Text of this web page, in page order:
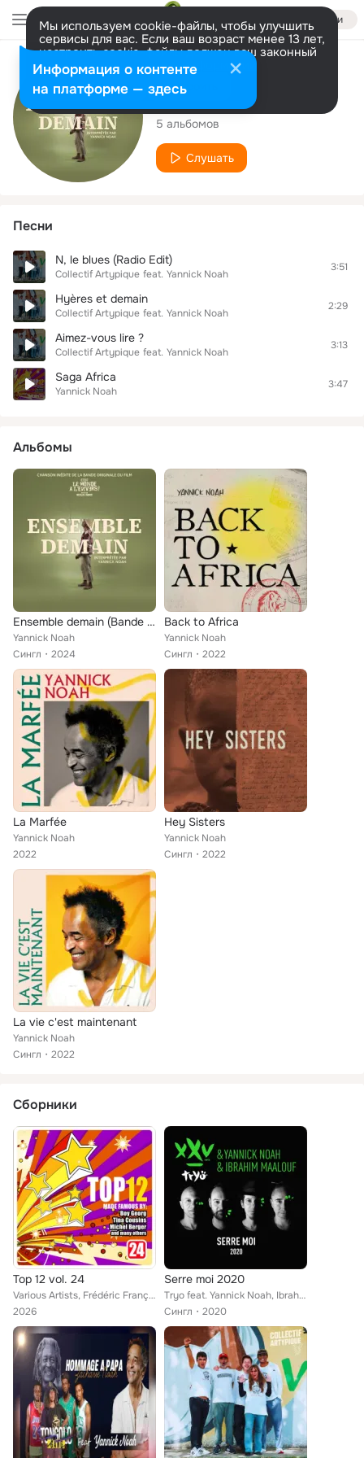
Войти
Мы используем cookie-файлы, чтобы улучшить
сервисы для вас. Если ваш возраст менее 13 лет,
настроить cookie-файлы должен ваш законный
представитель. Больше информации
Разрешить все Настроить
Исполнитель
Yannick Noah
5 альбомов
Слушать
Песни
N, le blues (Radio Edit)
Collectif Artypique feat. Yannick Noah
3:51
Hyères et demain
Collectif Artypique feat. Yannick Noah
2:29
Aimez-vous lire ?
Collectif Artypique feat. Yannick Noah
3:13
Saga Africa
Yannick Noah
3:47
Альбомы
Ensemble demain (Bande originale du film "C'est le monde à l'envers")
Yannick Noah
Сингл
2024
Back to Africa
Yannick Noah
Сингл
2022
La Marfée
Yannick Noah
2022
Hey Sisters
Yannick Noah
Сингл
2022
La vie c'est maintenant
Yannick Noah
Сингл
2022
Сборники
Top 12 vol. 24
Various Artists, Frédéric François, UM Pop Kings, Mylène Farmer, Amina Annabi, Nightglitter, Jil Caplan, Yannick Noah, The Up An...
2026
Serre moi 2020
Tryo feat. Yannick Noah, Ibrahim Maalouf
Сингл
2020
Информация о контенте
на платформе — здесь